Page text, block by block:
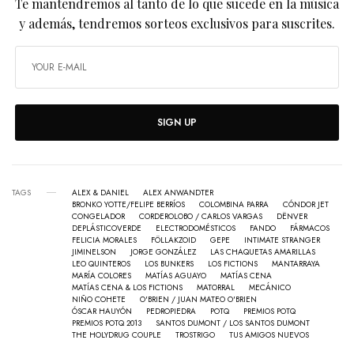
Te mantendremos al tanto de lo que sucede en la música
y además, tendremos sorteos exclusivos para suscrites.
SIGN UP
TAGS ALEX & DANIEL
ALEX ANWANDTER
BRONKO YOTTE/FELIPE BERRÍOS
COLOMBINA PARRA
CÓNDOR JET
CONGELADOR
CORDEROLOBO / CARLOS VARGAS
DËNVER
DEPLÁSTICOVERDE
ELECTRODOMÉSTICOS FANDO
FÁRMACOS
FELICIA MORALES
FÖLLAKZOID GEPE
INTIMATE STRANGER
JIMINELSON
JORGE GONZÁLEZ
LAS CHAQUETAS AMARILLAS
LEO QUINTEROS
LOS BUNKERS LOS FICTIONS
MANTARRAYA
MARÍA COLORES
MATÍAS AGUAYO
MATÍAS CENA
MATÍAS CENA & LOS FICTIONS
MATORRAL
MECÁNICO
NIÑO COHETE
O'BRIEN / JUAN MATEO O'BRIEN
ÓSCAR HAUYÓN
PEDROPIEDRA POTQ
PREMIOS POTQ
PREMIOS POTQ 2013
SANTOS DUMONT / LOS SANTOS DUMONT
THE HOLYDRUG COUPLE
TROSTRIGO TUS AMIGOS NUEVOS